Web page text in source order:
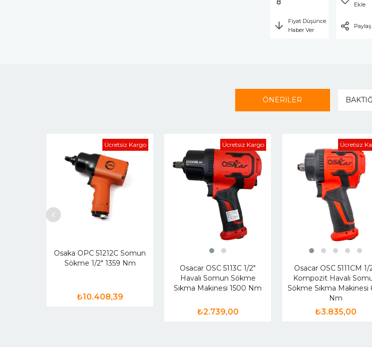
Ekle
Fiyat Düşünce
Haber Ver
Paylaş
ÖNERİLER
Osaka OPC 51212C Somun
Sökme 1/2" 1359 Nm
₺10.408,39
Ücretsiz Kargo
Osacar OSC 5113C 1/2"
Havalı Somun Sökme
Sıkma Makinesi 1500 Nm
₺2.739,00
Ücretsiz Kargo
Osacar OSC 5111CM 1/
Kompozit Havalı
Sökme Sıkma Makinesi
Nm
₺3.835,00
Ücretsiz